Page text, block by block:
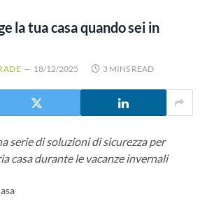
la tua casa quando sei in
18/12/2025 3 MINS READ
serie di soluzioni di sicurezza per
casa durante le vacanze invernali